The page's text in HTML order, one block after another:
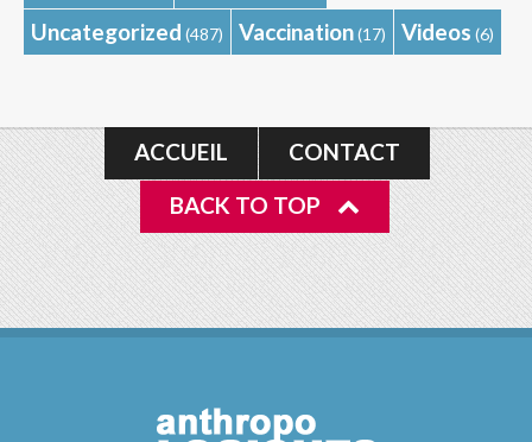
Uncategorized (487) Vaccination(17) Videos (6)
ACCUEIL
CONTACT
BACK TO TOP